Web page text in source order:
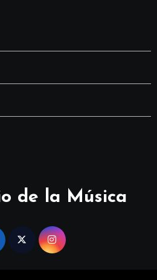
de la Música